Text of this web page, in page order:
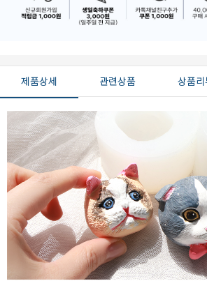
페이코 ID로 페
PAYCO 바로
제품상세 관련상품 상품리